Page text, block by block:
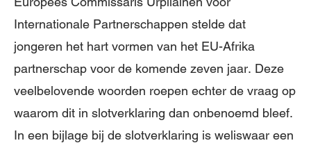
Internationale Partnerschappen stelde dat
jongeren het hart vormen van het EU-Afrika
partnerschap voor de komende zeven jaar. Deze
veelbelovende woorden roepen echter de vraag op
waarom dit in slotverklaring dan onbenoemd bleef.
In een bijlage bij de slotverklaring is weliswaar een